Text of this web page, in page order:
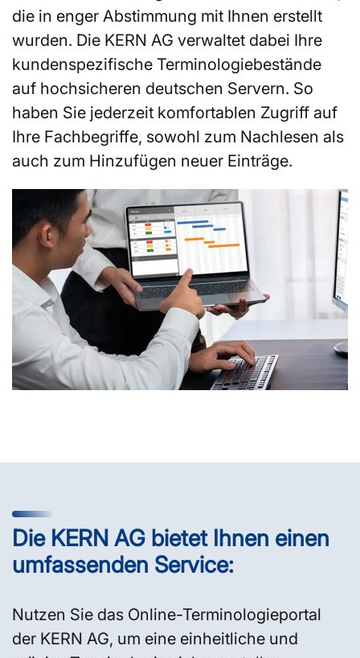
die in enger Abstimmung mit Ihnen erstellt
wurden. Die KERN AG verwaltet dabei Ihre
kundenspezifische Terminologiebestände
auf hochsicheren deutschen Servern. So
haben Sie jederzeit komfortablen Zugriff auf
Ihre Fachbegriffe, sowohl zum Nachlesen als
auch zum Hinzufügen neuer Einträge.
Die KERN AG bietet Ihnen einen
umfassenden Service:
Nutzen Sie das Online-Terminologieportal
der KERN AG, um eine einheitliche und